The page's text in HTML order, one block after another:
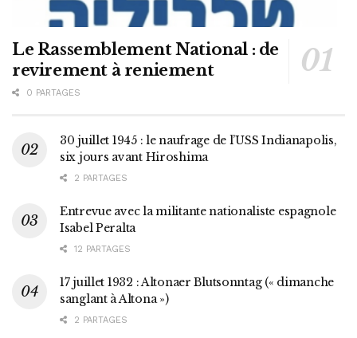
Le Rassemblement National : de
revirement à reniement
0 PARTAGES
30 juillet 1945 : le naufrage de l’USS Indianapolis,
six jours avant Hiroshima
2 PARTAGES
Entrevue avec la militante nationaliste espagnole
Isabel Peralta
12 PARTAGES
17 juillet 1932 : Altonaer Blutsonntag (« dimanche
sanglant à Altona »)
2 PARTAGES